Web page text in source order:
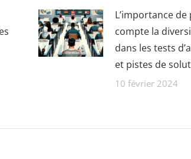
L’importance
compte la
dans les tests
et pistes de
10 février 2024